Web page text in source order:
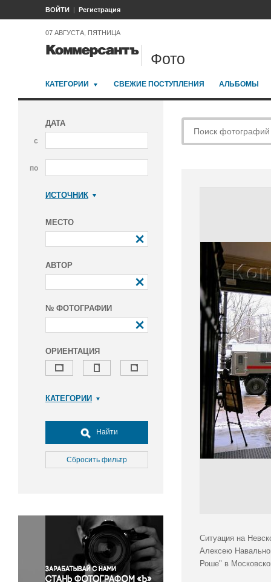
ВОЙТИ Регистрация
07 АВГУСТА, ПЯТНИЦА
Фото
КАТЕГОРИИ СВЕЖИЕ ПОСТУПЛЕНИЯ АЛЬБОМЫ
ДАТА
с
по
ИСТОЧНИК
МЕСТО
АВТОР
№ ФОТОГРАФИИ
ОРИЕНТАЦИЯ
КАТЕГОРИИ
Досуг, туризм и отдых
Культура
Медицина
Окружающая среда
Политика
Правосудие
Происшествия и конфликты
Найти
Сбросить фильтр
Ситуация на
Алексею
Роше" в